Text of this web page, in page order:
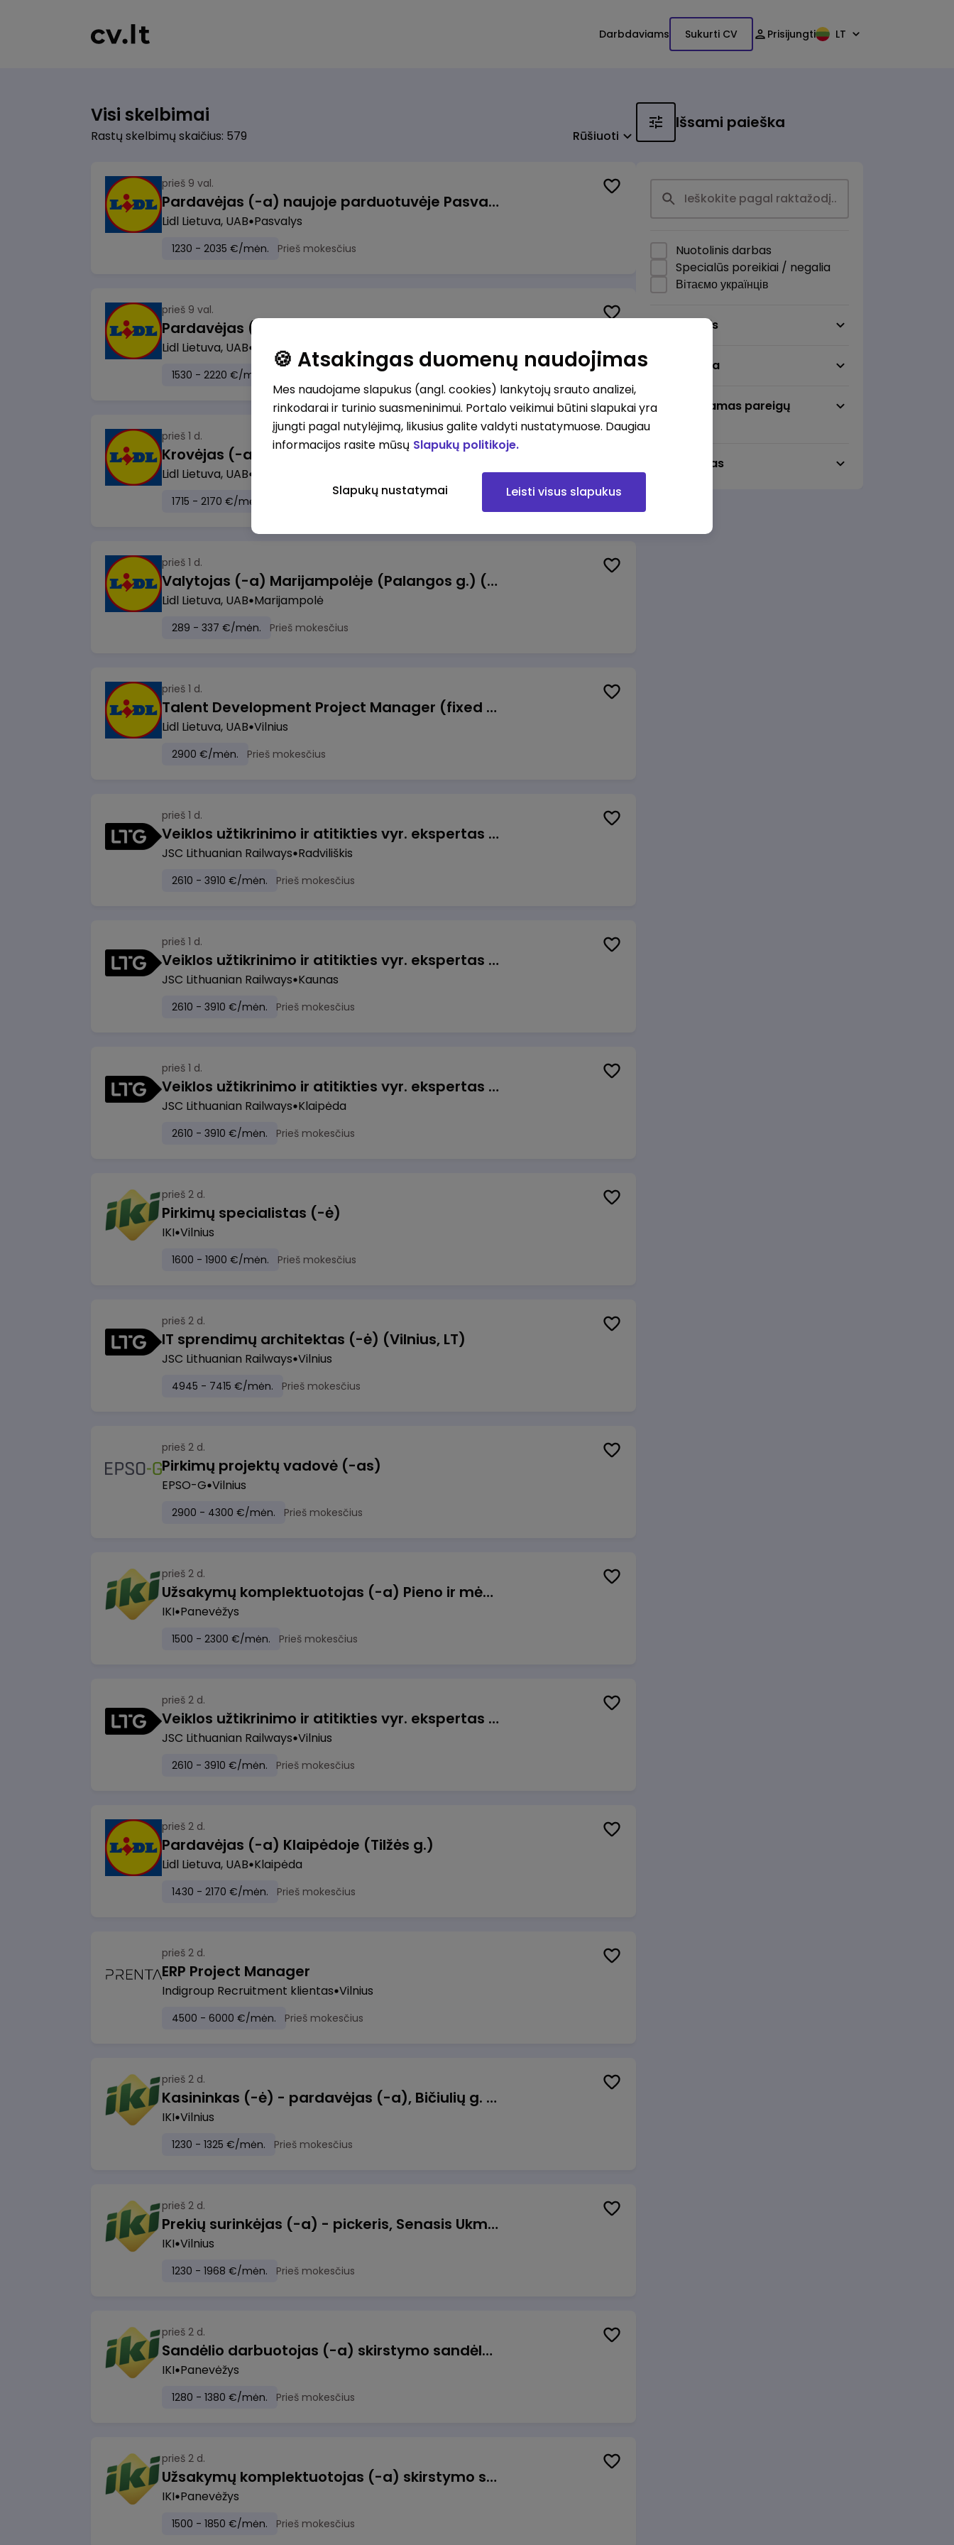
Darbdaviams Sukurti CV Prisijungti LT
Visi skelbimai
Rastų skelbimų skaičius: 579 Rūšiuoti
prieš 9 val.
Pardavėjas (-a) naujoje parduotuvėje Pasvalyje (PAPILDOMAS 600€ PRIEDAS)
Lidl Lietuva, UAB Pasvalys
1230 - 2035 €/mėn. Prieš mokesčius
prieš 9 val.
Lidl Lietuva, UAB Vilnius
1530 - 2220 €/mėn.
prieš 1 d.
Krovėjas (-a) Ringauduose (galimybė dirbti nepilnu etatu)
Lidl Lietuva, UAB
1715 - 2170 €/mėn. Prieš mokesčius
prieš 1 d.
Valytojas (-a) Marijampolėje (Palangos g.) (0,25 etatu)
Lidl Lietuva, UAB Marijampolė
289 - 337 €/mėn. Prieš mokesčius
prieš 1 d.
Talent Development Project Manager (fixed term - 1.5 years)
Lidl Lietuva, UAB Vilnius
2900 €/mėn. Prieš mokesčius
prieš 1 d.
Veiklos užtikrinimo ir atitikties vyr. ekspertas (-ė) (Radviliškis) (Radviliškis, LT)
JSC Lithuanian Railways Radviliškis
2610 - 3910 €/mėn. Prieš mokesčius
prieš 1 d.
Veiklos užtikrinimo ir atitikties vyr. ekspertas (-ė) (Kaunas) (Kaunas, LT)
JSC Lithuanian Railways Kaunas
2610 - 3910 €/mėn. Prieš mokesčius
prieš 1 d.
Veiklos užtikrinimo ir atitikties vyr. ekspertas (-ė) (Klaipėda) (Klaipėda, LT)
JSC Lithuanian Railways Klaipėda
2610 - 3910 €/mėn. Prieš mokesčius
prieš 2 d.
Pirkimų specialistas (-ė)
IKI Vilnius
1600 - 1900 €/mėn. Prieš mokesčius
prieš 2 d.
IT sprendimų architektas (-ė) (Vilnius, LT)
JSC Lithuanian Railways Vilnius
4945 - 7415 €/mėn. Prieš mokesčius
prieš 2 d.
Pirkimų projektų vadovė (-as)
EPSO-G Vilnius
2900 - 4300 €/mėn. Prieš mokesčius
prieš 2 d.
Užsakymų komplektuotojas (-a) Pieno ir mėsos sandėlyje
IKI Panevėžys
1500 - 2300 €/mėn. Prieš mokesčius
prieš 2 d.
Veiklos užtikrinimo ir atitikties vyr. ekspertas (-ė) (Vilnius, LT)
JSC Lithuanian Railways Vilnius
2610 - 3910 €/mėn. Prieš mokesčius
prieš 2 d.
Pardavėjas (-a) Klaipėdoje (Tilžės g.)
Lidl Lietuva, UAB Klaipėda
1430 - 2170 €/mėn. Prieš mokesčius
prieš 2 d.
ERP Project Manager
Indigroup Recruitment klientas Vilnius
4500 - 6000 €/mėn. Prieš mokesčius
prieš 2 d.
Kasininkas (-ė) - pardavėjas (-a), Bičiulių g. 36, Bukiškis, Vilnius
IKI Vilnius
1230 - 1325 €/mėn. Prieš mokesčius
prieš 2 d.
Prekių surinkėjas (-a) - pickeris, Senasis Ukmergės kelias 8, Avižieniai
IKI Vilnius
1230 - 1968 €/mėn. Prieš mokesčius
prieš 2 d.
Sandėlio darbuotojas (-a) skirstymo sandėlyje
IKI Panevėžys
1280 - 1380 €/mėn. Prieš mokesčius
prieš 2 d.
Užsakymų komplektuotojas (-a) skirstymo sandėlyje
IKI Panevėžys
1500 - 1850 €/mėn. Prieš mokesčius
Išsami paieška
Nuotolinis darbas
Specialūs poreikiai / negalia
Вітаємо українців
Darbo sritis
Darbo vieta
Pageidaujamas pareigų
Darbo laikas
🍪 Atsakingas duomenų naudojimas
Mes naudojame slapukus (angl. cookies) lankytojų srauto analizei,
rinkodarai ir turinio suasmeninimui. Portalo veikimui būtini slapukai yra
įjungti pagal nutylėjimą, likusius galite valdyti nustatymuose. Daugiau
informacijos rasite mūsų Slapukų politikoje.
Slapukų nustatymai Leisti visus slapukus